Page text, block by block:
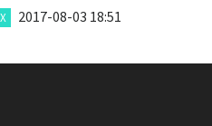
2017-08-03 18:51